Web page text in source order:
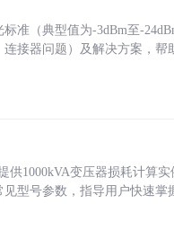
准（典型值为-3dBm至-
接器问题）及解决方案，帮
供1000kVA变压器损耗计算
型号参数，指导用户快速掌